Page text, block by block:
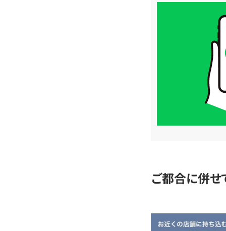
査
ご都合に併せ